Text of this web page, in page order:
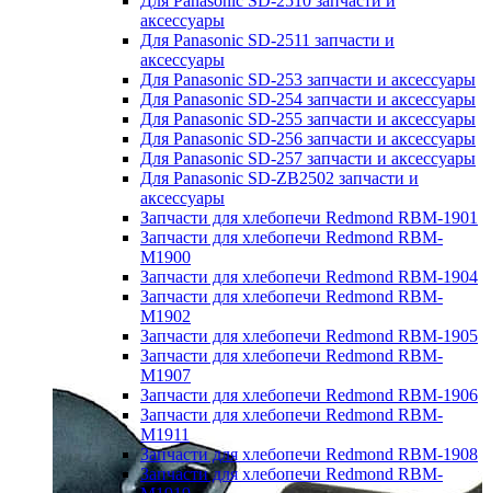
аксессуары
Для Panasonic SD-2511 запчасти и
аксессуары
Для Panasonic SD-253 запчасти и аксессуары
Для Panasonic SD-254 запчасти и аксессуары
Для Panasonic SD-255 запчасти и аксессуары
Для Panasonic SD-256 запчасти и аксессуары
Для Panasonic SD-257 запчасти и аксессуары
Для Panasonic SD-ZB2502 запчасти и
аксессуары
Запчасти для хлебопечи Redmond RBM-1901
Запчасти для хлебопечи Redmond RBM-
M1900
Запчасти для хлебопечи Redmond RBM-1904
Запчасти для хлебопечи Redmond RBM-
M1902
Запчасти для хлебопечи Redmond RBM-1905
Запчасти для хлебопечи Redmond RBM-
M1907
Запчасти для хлебопечи Redmond RBM-1906
Запчасти для хлебопечи Redmond RBM-
M1911
Запчасти для хлебопечи Redmond RBM-1908
Запчасти для хлебопечи Redmond RBM-